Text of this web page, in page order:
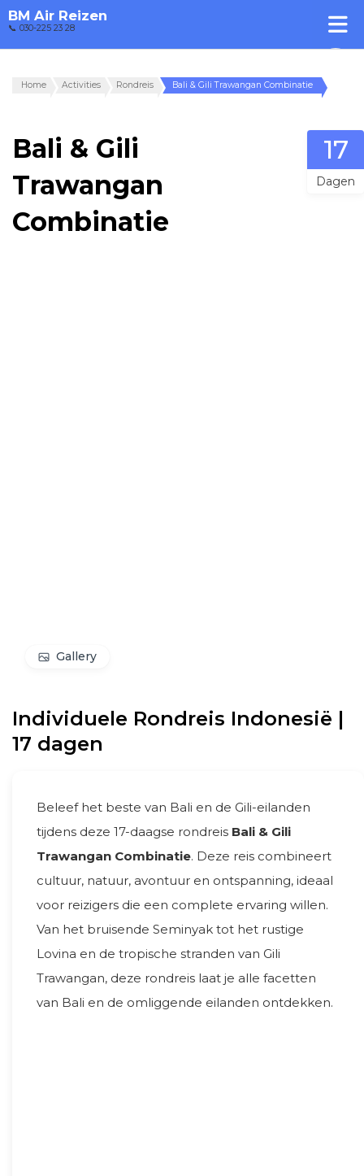
BM Air Reizen
📞 030-225 23 28
Home Activities Rondreis Bali & Gili Trawangan Combinatie
Bali & Gili
Trawangan
Combinatie
17
Dagen
Gallery
Individuele Rondreis Indonesië |
17 dagen
Beleef het beste van Bali en de Gili-eilanden
tijdens deze 17-daagse rondreis Bali & Gili
Trawangan Combinatie. Deze reis combineert
cultuur, natuur, avontuur en ontspanning, ideaal
voor reizigers die een complete ervaring willen.
Van het bruisende Seminyak tot het rustige
Lovina en de tropische stranden van Gili
Trawangan, deze rondreis laat je alle facetten
van Bali en de omliggende eilanden ontdekken.